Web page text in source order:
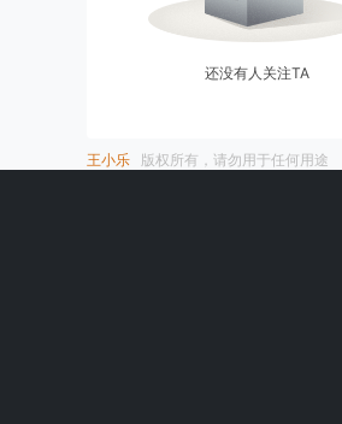
还没有人关注TA
王小乐 版权所有，请勿用于任何用途